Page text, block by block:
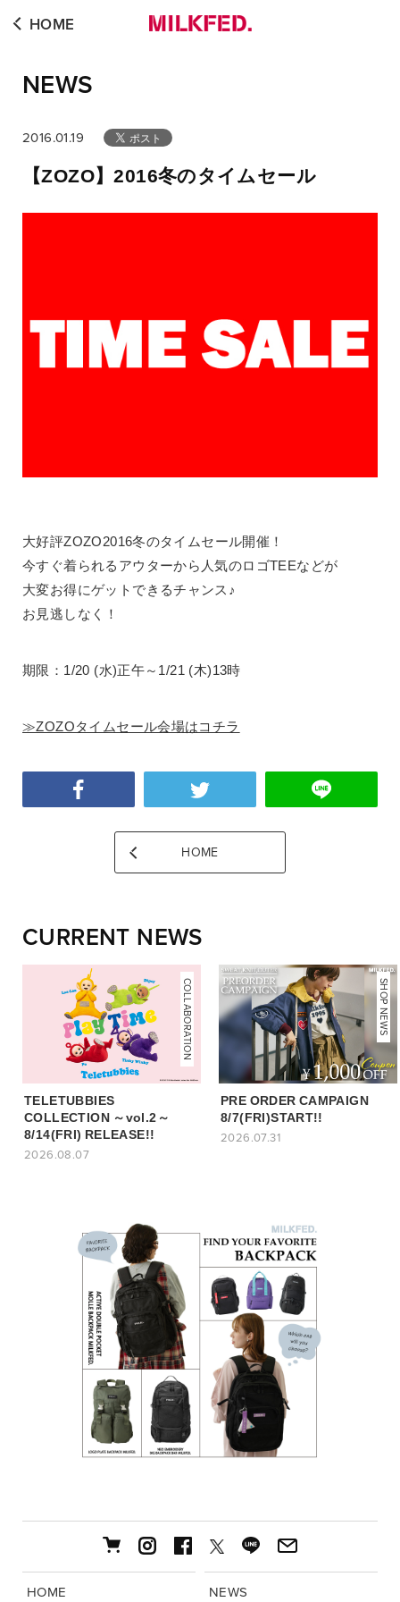
NEWS
HOME
2016.01.19
【ZOZO】2016冬のタイムセール
大好評ZOZO2016冬のタイムセール開催！
今すぐ着られるアウターから人気のロゴTEEなどが
大変お得にゲットできるチャンス♪
お見逃しなく！
期限：1/20 (水)正午～1/21 (木)13時
≫ZOZOタイムセール会場はコチラ
HOME
CURRENT NEWS
COLLABORATION
TELETUBBIES
COLLECTION ～vol.2～
8/14(FRI) RELEASE!!
2026.08.07
NEWS
SHOP NEWS
PRE ORDER CAMPAIGN
8/7(FRI)START!!
2026.07.31
HOME NEWS